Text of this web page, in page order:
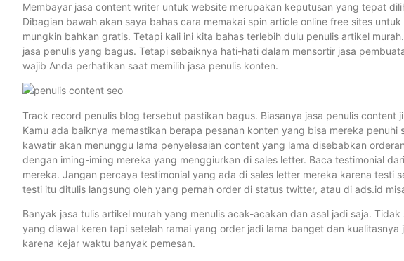
Membayar jasa content writer untuk website merupakan keputusan yang tepat
Dibagian bawah akan saya bahas cara memakai spin article online free sites
mungkin bahkan gratis. Tetapi kali ini kita bahas terlebih dulu penulis artikel
jasa penulis yang bagus. Tetapi sebaiknya hati-hati dalam mensortir jasa
wajib Anda perhatikan saat memilih jasa penulis konten.
Track record penulis blog tersebut pastikan bagus. Biasanya jasa penulis content
Kamu ada baiknya memastikan berapa pesanan konten yang bisa mereka
kawatir akan menunggu lama penyelesaian content yang lama disebabkan
dengan iming-iming mereka yang menggiurkan di sales letter. Baca testimonial
mereka. Jangan percaya testimonial yang ada di sales letter mereka karena testi
testi itu ditulis langsung oleh yang pernah order di status twitter, atau di ads.id
Banyak jasa tulis artikel murah yang menulis acak-acakan dan asal jadi saja.
yang diawal keren tapi setelah ramai yang order jadi lama banget dan
karena kejar waktu banyak pemesan.